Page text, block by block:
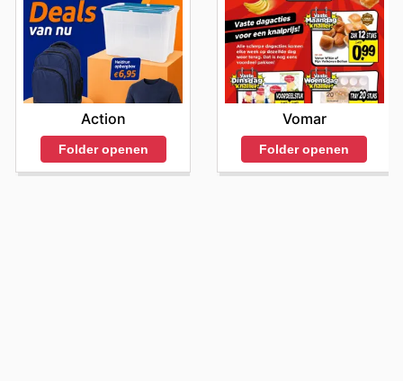
Action
Folder openen
Vomar
Folder openen